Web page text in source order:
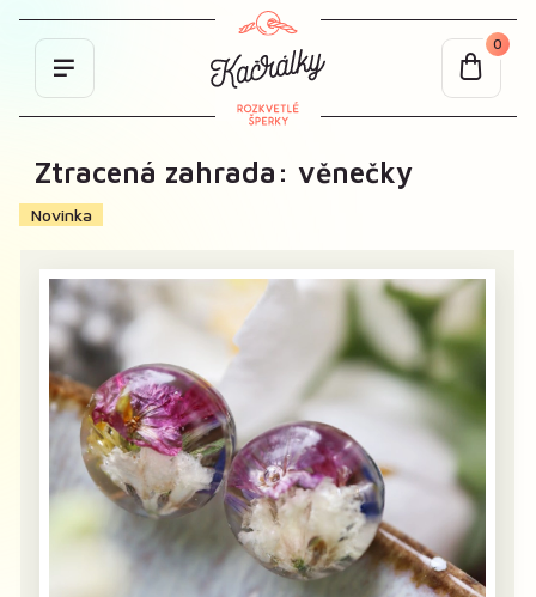
0
Ztracená zahrada: věnečky
Novinka